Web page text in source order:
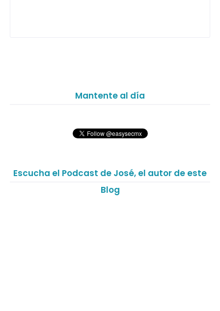
Mantente al día
Escucha el Podcast de José, el autor de este
Blog